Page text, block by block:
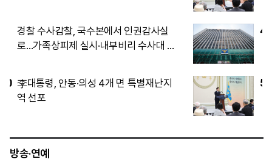
NH투자·키움증권, 포스코홀딩스와 PRS
계약 체결…각각 포스코인터내셔널 주식
5
함안군, 칠서산단 대기오염물질 축소 우려
에 “사실과 달라… 정부에 재검토 요청”
방송·연예